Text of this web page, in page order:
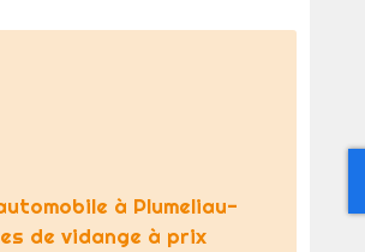
à Plumeliau-
de vidange à prix